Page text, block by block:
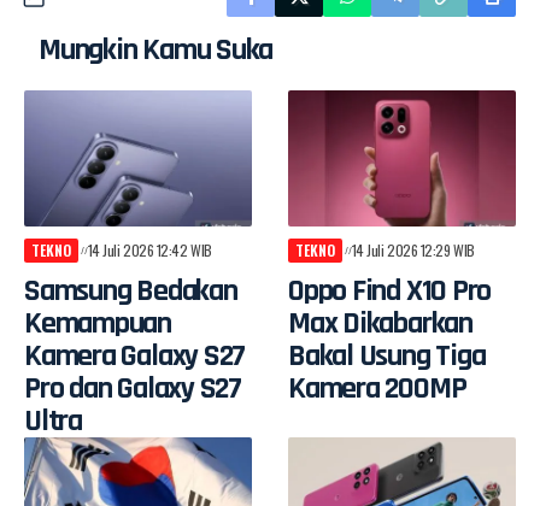
Mungkin Kamu Suka
TEKNO 14 Juli 2026 12:42 WIB
Samsung Bedakan
Kemampuan
Kamera Galaxy S27
Pro dan Galaxy S27
Ultra
TEKNO 14 Juli 2026 12:29 WIB
Oppo Find X10 Pro
Max Dikabarkan
Bakal Usung Tiga
Kamera 200MP